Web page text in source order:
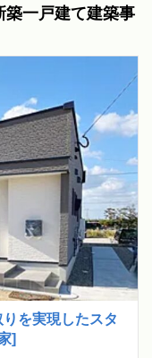
築一戸建て建築事
を実現したスタ
]